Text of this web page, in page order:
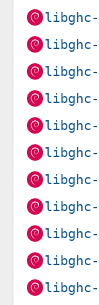
libghc-
libghc-
libghc-
libghc-
libghc-
libghc-
libghc-
libghc-
libghc-
libghc-
libghc-